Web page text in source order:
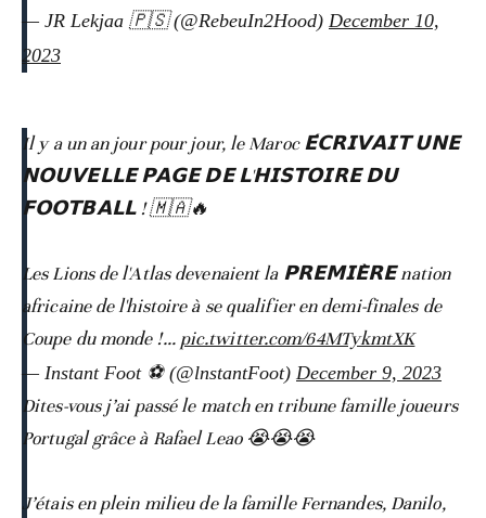
— JR Lekjaa 🇵🇸 (@RebeuIn2Hood) December 10,
2023
Il y a un an jour pour jour, le Maroc 𝗘́𝗖𝗥𝗜𝗩𝗔𝗜𝗧 𝗨𝗡𝗘
𝗡𝗢𝗨𝗩𝗘𝗟𝗟𝗘 𝗣𝗔𝗚𝗘 𝗗𝗘 𝗟'𝗛𝗜𝗦𝗧𝗢𝗜𝗥𝗘 𝗗𝗨
𝗙𝗢𝗢𝗧𝗕𝗔𝗟𝗟 ! 🇲🇦🔥
Les Lions de l'Atlas devenaient la 𝗣𝗥𝗘𝗠𝗜𝗘̀𝗥𝗘 nation
africaine de l'histoire à se qualifier en demi-finales de
Coupe du monde !… pic.twitter.com/64MTykmtXK
— Instant Foot ⚽️ (@lnstantFoot) December 9, 2023
Dites-vous j’ai passé le match en tribune famille joueurs
Portugal grâce à Rafael Leao 😭😭😭
J’étais en plein milieu de la famille Fernandes, Danilo,